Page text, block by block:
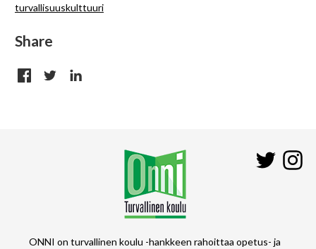
turvallisuuskulttuuri
Share
Twitter
ONNI on turvallinen koulu -hankkeen rahoittaa opetus- ja